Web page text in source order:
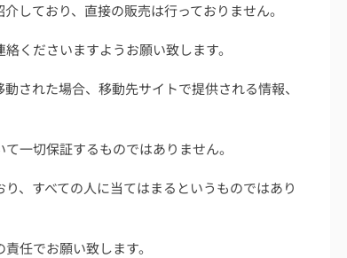
しており、直接の販売は行っておりません。
くださいますようお願い致します。
された場合、移動先サイトで提供される情報、
一切保証するものではありません。
、すべての人に当てはまるというものではあり
任でお願い致します。